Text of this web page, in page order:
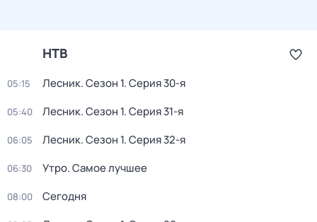
НТВ
05:15 Лесник. Сезон 1. Серия 30-я
05:40 Лесник. Сезон 1. Серия 31-я
06:05 Лесник. Сезон 1. Серия 32-я
06:30 Утро. Самое лучшее
08:00 Сегодня